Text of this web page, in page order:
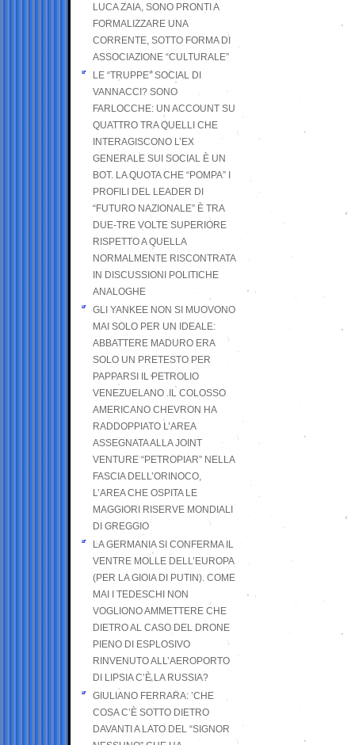
LUCA ZAIA, SONO PRONTI A
FORMALIZZARE UNA
CORRENTE, SOTTO FORMA DI
ASSOCIAZIONE “CULTURALE”
LE “TRUPPE” SOCIAL DI
VANNACCI? SONO
FARLOCCHE: UN ACCOUNT SU
QUATTRO TRA QUELLI CHE
INTERAGISCONO L’EX
GENERALE SUI SOCIAL È UN
BOT. LA QUOTA CHE “POMPA” I
PROFILI DEL LEADER DI
“FUTURO NAZIONALE” È TRA
DUE-TRE VOLTE SUPERIORE
RISPETTO A QUELLA
NORMALMENTE RISCONTRATA
IN DISCUSSIONI POLITICHE
ANALOGHE
GLI YANKEE NON SI MUOVONO
MAI SOLO PER UN IDEALE:
ABBATTERE MADURO ERA
SOLO UN PRETESTO PER
PAPPARSI IL PETROLIO
VENEZUELANO .IL COLOSSO
AMERICANO CHEVRON HA
RADDOPPIATO L’AREA
ASSEGNATA ALLA JOINT
VENTURE “PETROPIAR” NELLA
FASCIA DELL’ORINOCO,
L’AREA CHE OSPITA LE
MAGGIORI RISERVE MONDIALI
DI GREGGIO
LA GERMANIA SI CONFERMA IL
VENTRE MOLLE DELL’EUROPA
(PER LA GIOIA DI PUTIN). COME
MAI I TEDESCHI NON
VOGLIONO AMMETTERE CHE
DIETRO AL CASO DEL DRONE
PIENO DI ESPLOSIVO
RINVENUTO ALL’AEROPORTO
DI LIPSIA C’È LA RUSSIA?
GIULIANO FERRARA: ’CHE
COSA C’È SOTTO DIETRO
DAVANTI A LATO DEL “SIGNOR